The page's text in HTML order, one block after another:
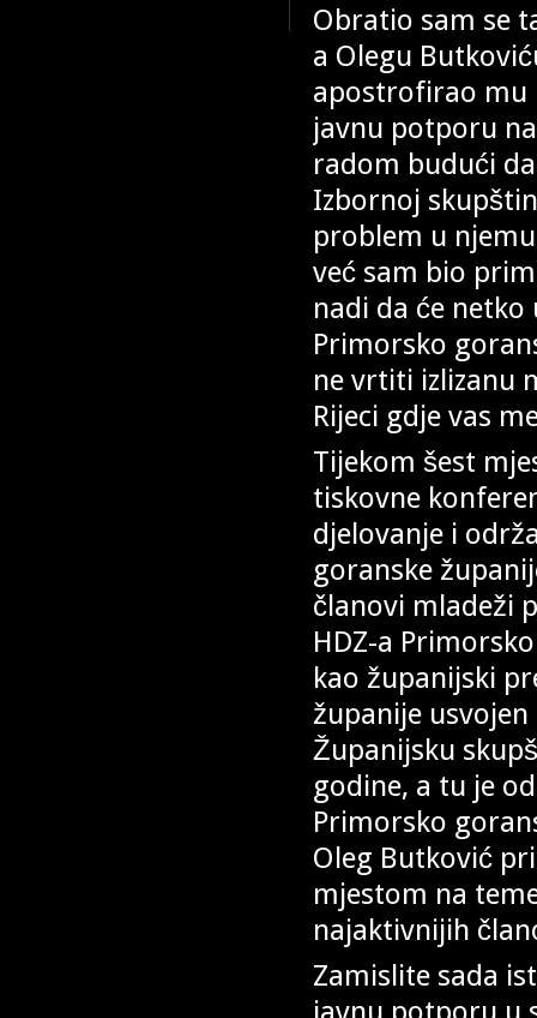
Obratio sam se
a Olegu
apostrofirao mu
javnu potporu
radom budući
Izbornoj
problem u
već sam bio
nadi da će netko
Primorsko
ne vrtiti izlizanu
Rijeci gdje vas
Tijekom šest
tiskovne
djelovanje i
goranske
članovi mladeži
HDZ-a
kao županijski
županije
Županijsku
godine, a tu je
Primorsko
Oleg Butković
mjestom na
najaktivnijih
Zamislite sada